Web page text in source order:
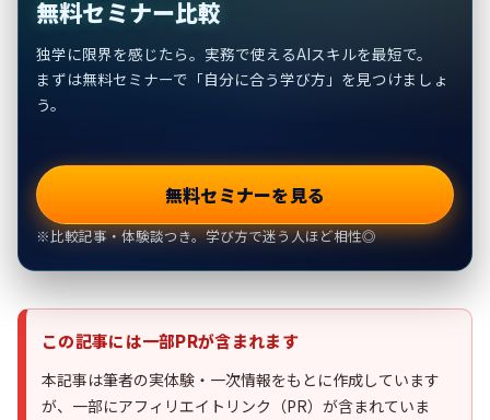
無料セミナー比較
独学に限界を感じたら。実務で使えるAIスキルを最短で。
まずは無料セミナーで「自分に合う学び方」を見つけましょ
う。
無料セミナーを見る
※比較記事・体験談つき。学び方で迷う人ほど相性◎
この記事には一部PRが含まれます
本記事は筆者の実体験・一次情報をもとに作成しています
が、一部にアフィリエイトリンク（PR）が含まれていま